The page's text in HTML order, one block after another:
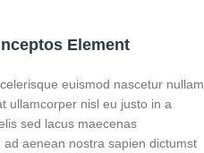
Element
euismod nascetur nullam
ullamcorper nisl eu justo in a
sed lacus maecenas
aenean nostra sapien dictumst